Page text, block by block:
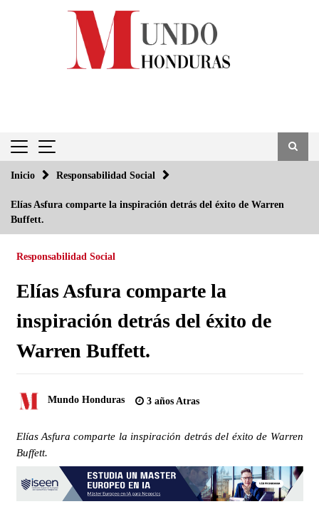
Inicio Responsabilidad Social
Elías Asfura comparte la inspiración detrás del éxito de Warren
Buffett.
Responsabilidad Social
Elías Asfura comparte la
inspiración detrás del éxito de
Warren Buffett.
Mundo Honduras 3 años Atras
Elías Asfura comparte la inspiración detrás del éxito de Warren
Buffett.